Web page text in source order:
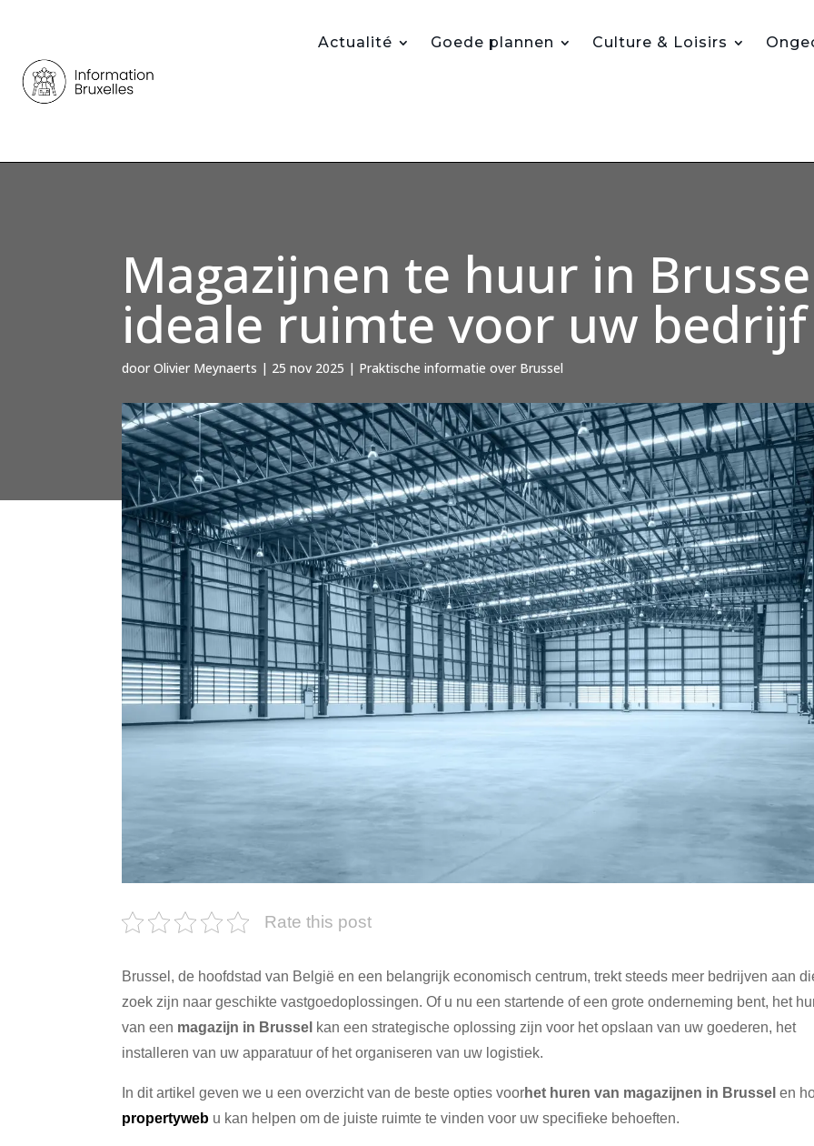
Actualité Goede plannen Culture & Loisirs
Magazijnen te huur in
ideale ruimte voor uw bedrijf
doorOlivier Meynaerts | 25 nov 2025 | Praktische informatie over Brussel
Rate this post
Brussel, de hoofdstad van België en een belangrijk economisch centrum, trekt steeds meer bedrijven aan
zoek zijn naar geschikte vastgoedoplossingen. Of u nu een startende of een grote onderneming bent, het
van een magazijn in Brussel kan een strategische oplossing zijn voor het opslaan van uw goederen, het
installeren van uw apparatuur of het organiseren van uw logistiek.
In dit artikel geven we u een overzicht van de beste opties voorhet huren van magazijnen in Brussel en
propertyweb u kan helpen om de juiste ruimte te vinden voor uw specifieke behoeften.